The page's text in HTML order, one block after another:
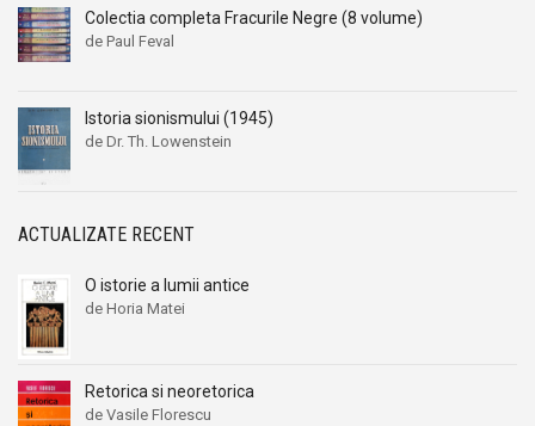
Colectia completa Fracurile Negre (8 volume)
de Paul Feval
Istoria sionismului (1945)
de Dr. Th. Lowenstein
ACTUALIZATE RECENT
O istorie a lumii antice
de Horia Matei
Retorica si neoretorica
de Vasile Florescu